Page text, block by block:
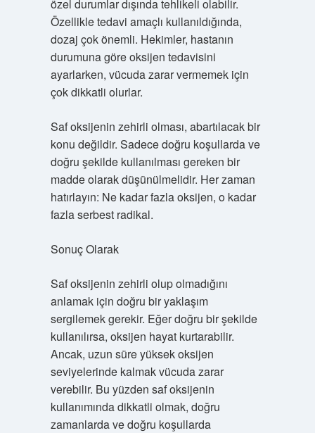
özel durumlar dışında tehlikeli olabilir.
Özellikle tedavi amaçlı kullanıldığında,
dozaj çok önemli. Hekimler, hastanın
durumuna göre oksijen tedavisini
ayarlarken, vücuda zarar vermemek için
çok dikkatli olurlar.
Saf oksijenin zehirli olması, abartılacak bir
konu değildir. Sadece doğru koşullarda ve
doğru şekilde kullanılması gereken bir
madde olarak düşünülmelidir. Her zaman
hatırlayın: Ne kadar fazla oksijen, o kadar
fazla serbest radikal.
Sonuç Olarak
Saf oksijenin zehirli olup olmadığını
anlamak için doğru bir yaklaşım
sergilemek gerekir. Eğer doğru bir şekilde
kullanılırsa, oksijen hayat kurtarabilir.
Ancak, uzun süre yüksek oksijen
seviyelerinde kalmak vücuda zarar
verebilir. Bu yüzden saf oksijenin
kullanımında dikkatli olmak, doğru
zamanlarda ve doğru koşullarda